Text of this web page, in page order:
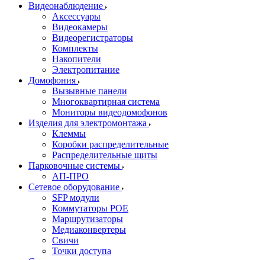
Видеонаблюдение
Аксессуары
Видеокамеры
Видеорегистраторы
Комплекты
Накопители
Электропитание
Домофония
Вызывные панели
Многоквартирная система
Мониторы видеодомофонов
Изделия для электромонтажа
Клеммы
Коробки распределительные
Распределительные щиты
Парковочные системы
АП-ПРО
Сетевое оборудование
SFP модули
Коммутаторы POE
Маршрутизаторы
Медиаконвертеры
Свичи
Точки доступа